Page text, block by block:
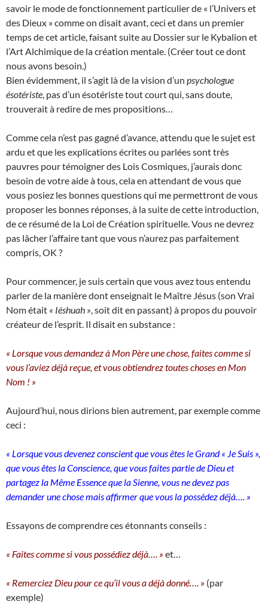
savoir le mode de fonctionnement particulier de « l’Univers et
des Dieux » comme on disait avant, ceci et dans un premier
temps de cet article, faisant suite au Dossier sur le Kybalion et
l’Art Alchimique de la création mentale. (Créer tout ce dont
nous avons besoin.)
Bien évidemment, il s’agit là de la vision d’un psychologue
ésotériste , pas d’un ésotériste tout court qui, sans doute,
trouverait à redire de mes propositions…
Comme cela n’est pas gagné d’avance, attendu que le sujet est
ardu et que les explications écrites ou parlées sont très
pauvres pour témoigner des Lois Cosmiques, j’aurais donc
besoin de votre aide à tous, cela en attendant de vous que
vous posiez les bonnes questions qui me permettront de vous
proposer les bonnes réponses, à la suite de cette introduction,
de ce résumé de la Loi de Création spirituelle. Vous ne devrez
pas lâcher l’affaire tant que vous n’aurez pas parfaitement
compris, OK ?
Pour commencer, je suis certain que vous avez tous entendu
parler de la manière dont enseignait le Maître Jésus (son Vrai
Nom était « Iéshuah » , soit dit en passant) à propos du pouvoir
créateur de l’esprit. Il disait en substance :
« Lorsque vous demandez à Mon Père une chose, faites comme si
vous l’aviez déjà reçue, et vous obtiendrez toutes choses en Mon
Nom ! »
Aujourd’hui, nous dirions bien autrement, par exemple comme
ceci :
« Lorsque vous devenez conscient que vous êtes le Grand « Je Suis »,
que vous êtes la Conscience, que vous faites partie de Dieu et
partagez la Même Essence que la Sienne, vous ne devez pas
demander une chose mais affirmer que vous la possédez déjà…. »
Essayons de comprendre ces étonnants conseils :
« Faites comme si vous possédiez déjà…. » et…
« Remerciez Dieu pour ce qu’il vous a déjà donné…. » (par
exemple)